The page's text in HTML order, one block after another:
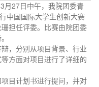
月27日中午，我院团委青
中国国际大学生创新大赛
担任评委。比赛由院团委
，分别从项目背景、行业
方面对项目进行了详细的
目计划书进行提问，并对